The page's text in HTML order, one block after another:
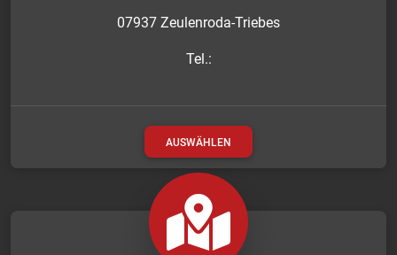
07937 Zeulenroda-Triebes
Tel.:
AUSWÄHLEN